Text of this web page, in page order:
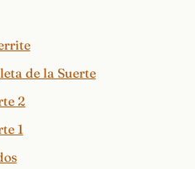
de la Suerte
2
1